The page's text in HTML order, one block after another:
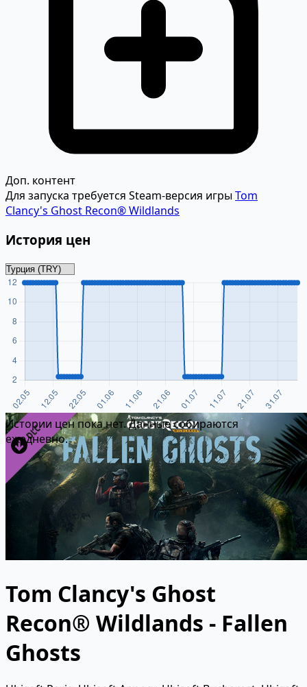
Доп. контент
Для запуска требуется Steam-версия игрыTom
Clancy's Ghost Recon® Wildlands
История цен
Истории цен пока нет. Данные собираются
ежедневно.
Tom Clancy's Ghost
Recon® Wildlands - Fallen
Ghosts